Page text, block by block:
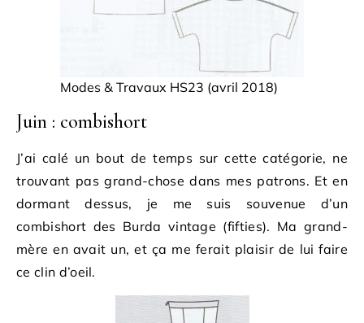
Modes & Travaux HS23 (avril 2018)
Juin : combishort
J’ai calé un bout de temps sur cette catégorie, ne
trouvant pas grand-chose dans mes patrons. Et en
dormant dessus, je me suis souvenue d’un
combishort des Burda vintage (fifties). Ma grand-
mère en avait un, et ça me ferait plaisir de lui faire
ce clin d’oeil.